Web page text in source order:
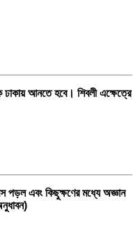
আনতে হবে। শিবলী এক্ষেত্রে
পড়ল এবং কিছুক্ষণের মধ্যে অজ্ঞান